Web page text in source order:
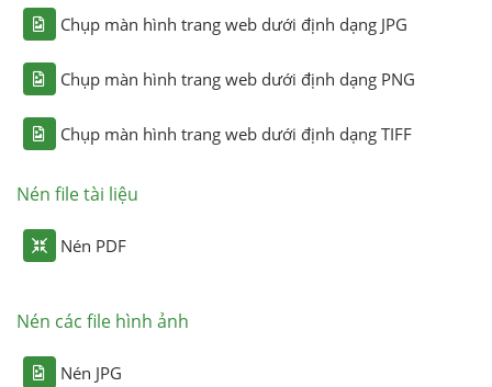
Chụp màn hình trang web dưới định dạng JPG
Chụp màn hình trang web dưới định dạng PNG
Chụp màn hình trang web dưới định dạng TIFF
Nén file tài liệu
Nén PDF
Nén các file hình ảnh
Nén JPG